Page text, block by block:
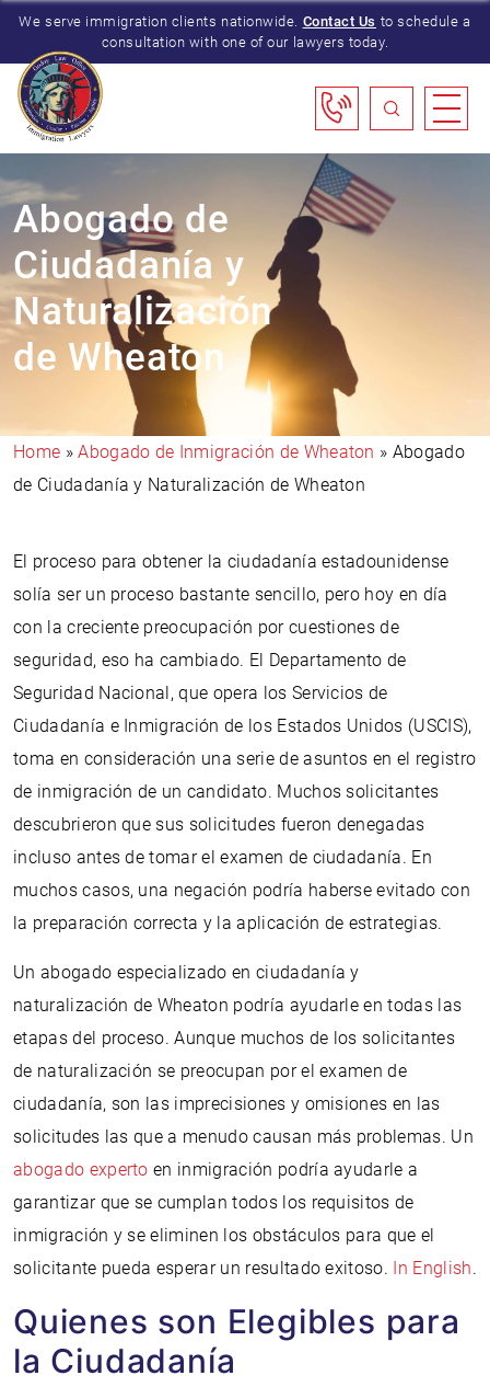
We serve immigration clients nationwide. Contact Us to schedule a
consultation with one of our lawyers today.
Abogado de
Ciudadanía y
Naturalización
de Wheaton
Home »Abogado de Inmigración de Wheaton » Abogado
de Ciudadanía y Naturalización de Wheaton
El proceso para obtener la ciudadanía estadounidense
solía ser un proceso bastante sencillo, pero hoy en día
con la creciente preocupación por cuestiones de
seguridad, eso ha cambiado. El Departamento de
Seguridad Nacional, que opera los Servicios de
Ciudadanía e Inmigración de los Estados Unidos (USCIS),
toma en consideración una serie de asuntos en el registro
de inmigración de un candidato. Muchos solicitantes
descubrieron que sus solicitudes fueron denegadas
incluso antes de tomar el examen de ciudadanía. En
muchos casos, una negación podría haberse evitado con
la preparación correcta y la aplicación de estrategias.
Un abogado especializado en ciudadanía y
naturalización de Wheaton podría ayudarle en todas las
etapas del proceso. Aunque muchos de los solicitantes
de naturalización se preocupan por el examen de
ciudadanía, son las imprecisiones y omisiones en las
solicitudes las que a menudo causan más problemas. Un
abogado experto en inmigración podría ayudarle a
garantizar que se cumplan todos los requisitos de
inmigración y se eliminen los obstáculos para que el
solicitante pueda esperar un resultado exitoso. In English.
Quienes son Elegibles para
la Ciudadanía